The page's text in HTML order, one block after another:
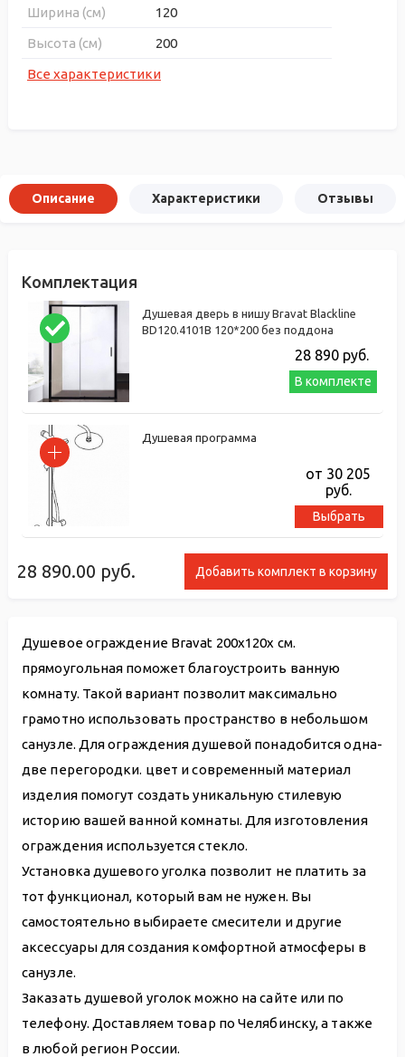
Ширина (см)
120
Высота (см)
200
Все характеристики
Описание Характеристики Отзывы
Комплектация
28 890.00 руб. Добавить комплект в корзину
Душевая дверь в нишу Bravat Blackline
BD120.4101B 120*200 без поддона
28 890 руб.
В комплекте
Душевая программа
от 30 205
руб.
Выбрать
Душевое ограждение Bravat 200x120x см.
прямоугольная поможет благоустроить ванную
комнату. Такой вариант позволит максимально
грамотно использовать пространство в небольшом
санузле. Для ограждения душевой понадобится одна-
две перегородки. цвет и современный материал
изделия помогут создать уникальную стилевую
историю вашей ванной комнаты. Для изготовления
ограждения используется стекло.
Установка душевого уголка позволит не платить за
тот функционал, который вам не нужен. Вы
самостоятельно выбираете смесители и другие
аксессуары для создания комфортной атмосферы в
санузле.
Заказать душевой уголок можно на сайте или по
телефону. Доставляем товар по Челябинску, а также
в любой регион России.